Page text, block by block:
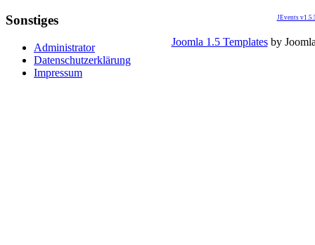
Sonstiges
Administrator
Datenschutzerklärung
Impressum
JEvents
Joomla 1.5 Templatesby